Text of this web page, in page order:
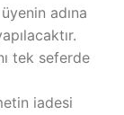
adına
tek seferde
iadesi